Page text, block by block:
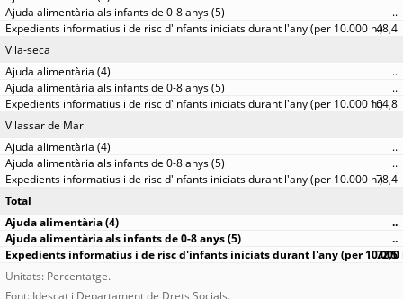
..
48,4
Vila-seca
..
..
164,8
Vilassar de Mar
..
..
78,4
Total
..
..
72,5
Unitats: Percentatge.
Font: Idescat i Departament de Drets Socials.